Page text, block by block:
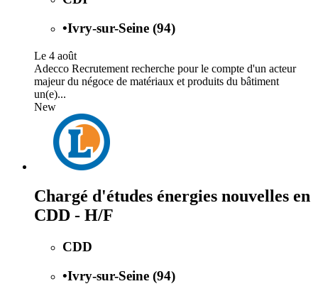
•Ivry-sur-Seine (94)
Le 4 août
Adecco Recrutement recherche pour le compte d'un acteur
majeur du négoce de matériaux et produits du bâtiment
un(e)...
New
Chargé d'études énergies nouvelles en
CDD - H/F
CDD
•Ivry-sur-Seine (94)